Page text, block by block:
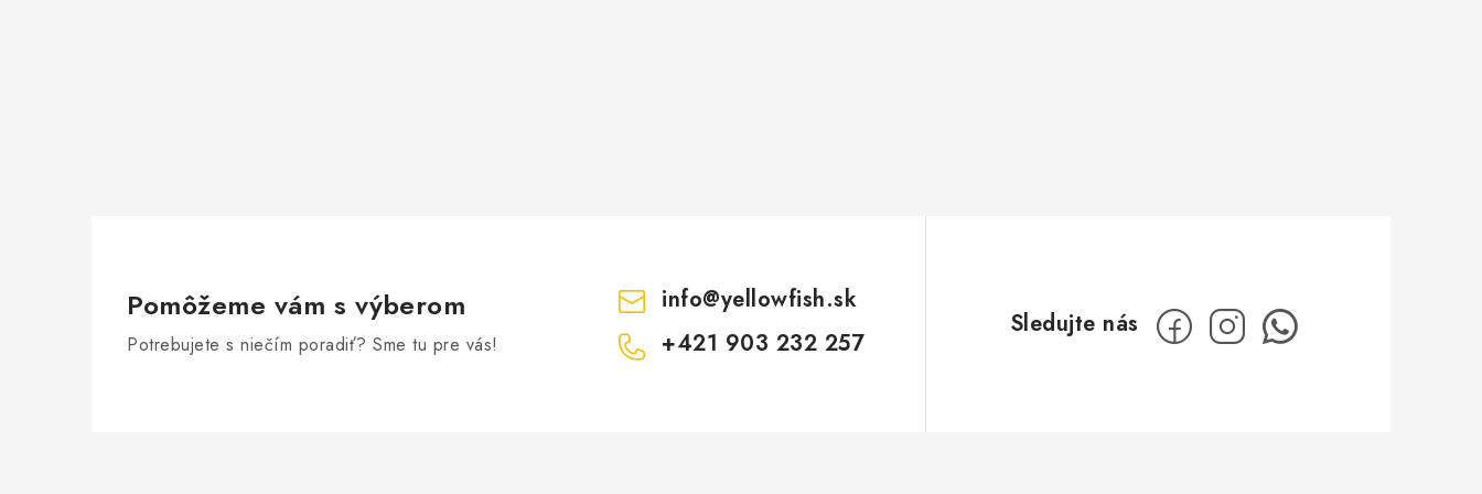
Pomôžeme vám s výberom
Potrebujete s niečím poradiť? Sme tu pre vás!
info@yellowfish.sk
+421 903 232 257